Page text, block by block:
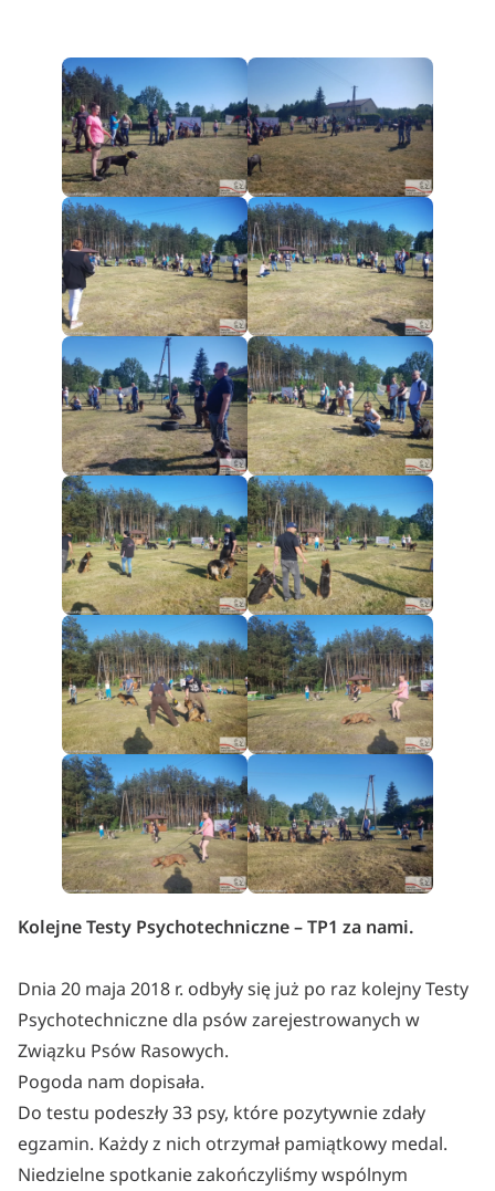
Kolejne Testy Psychotechniczne – TP1 za nami.
Dnia 20 maja 2018 r. odbyły się już po raz kolejny Testy
Psychotechniczne dla psów zarejestrowanych w
Związku Psów Rasowych.
Pogoda nam dopisała.
Do testu podeszły 33 psy, które pozytywnie zdały
egzamin. Każdy z nich otrzymał pamiątkowy medal.
Niedzielne spotkanie zakończyliśmy wspólnym